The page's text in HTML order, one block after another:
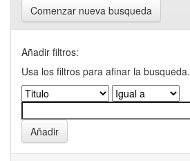
Comenzar nueva busqueda
Añadir filtros:
Usa los filtros para afinar la busqueda.